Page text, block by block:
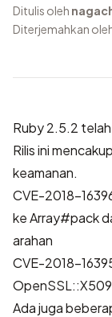
Ditulis oleh
Diterjemahkan
Ruby 2.5.2 telah
Rilis ini
keamanan.
CVE-2018-
ke Array#pack
arahan
CVE-2018-
Ada juga